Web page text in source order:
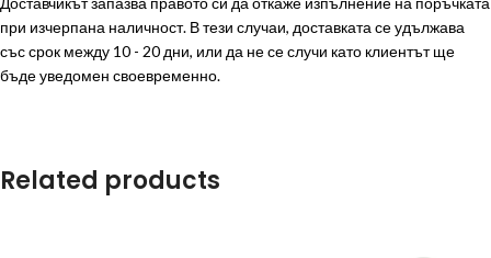
при изчерпана наличност. В тези случаи, доставката се удължава
със срок между 10 - 20 дни, или да не се случи като клиентът ще
бъде уведомен своевременно.
Related products